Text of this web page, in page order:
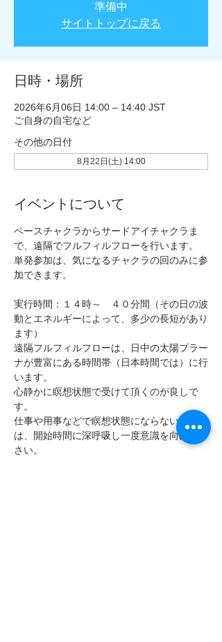
準備中
サイトトップに戻る
日時・場所
2026年6月06日 14:00 – 14:40 JST
ご自身の自宅など
その他の日付
8月22日(土) 14:00
イベントについて
ベースチャクラからサードアイチャクラま
で、遠隔でフルフィルフローを行います。
単発参加は、気になるチャクラの回のみに参
加できます。
実行時間：１４時～　４０分間（その日の波
動とエネルギーによって、多少の長短があり
ます）
遠隔フルフィルフローは、日中の太陽プラー
ナが豊富にある時間帯（日本時間では）に行
います。
心静かに瞑想状態で受けて頂くのが良しで
す。
仕事や用事などで瞑想状態にならない場合
は、開始時間に深呼吸し一度意識を向けて下
さい。